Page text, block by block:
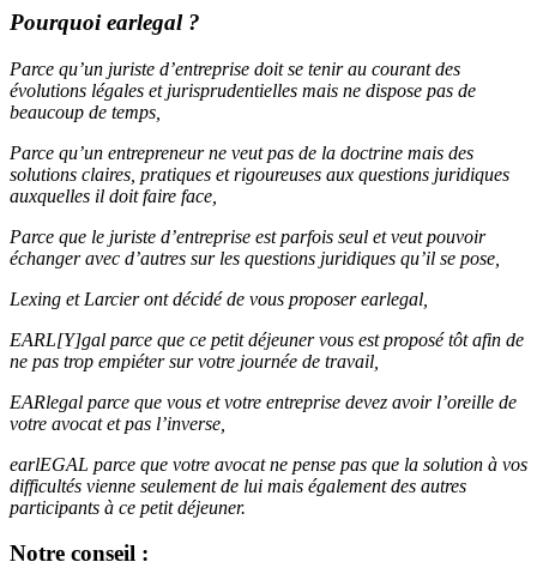
Pourquoi earlegal ?
Parce qu’un juriste d’entreprise doit se tenir au courant des
évolutions légales et jurisprudentielles mais ne dispose pas de
beaucoup de temps,
Parce qu’un entrepreneur ne veut pas de la doctrine mais des
solutions claires, pratiques et rigoureuses aux questions juridiques
auxquelles il doit faire face,
Parce que le juriste d’entreprise est parfois seul et veut pouvoir
échanger avec d’autres sur les questions juridiques qu’il se pose,
Lexing et Larcier ont décidé de vous proposer earlegal,
EARL[Y]gal parce que ce petit déjeuner vous est proposé tôt afin de
ne pas trop empiéter sur votre journée de travail,
EARlegal parce que vous et votre entreprise devez avoir l’oreille de
votre avocat et pas l’inverse,
earlEGAL parce que votre avocat ne pense pas que la solution à vos
difficultés vienne seulement de lui mais également des autres
participants à ce petit déjeuner.
Notre conseil :